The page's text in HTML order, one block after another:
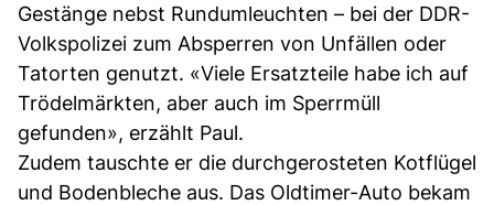
Gestänge nebst Rundumleuchten – bei der DDR-
Volkspolizei zum Absperren von Unfällen oder
Tatorten genutzt. «Viele Ersatzteile habe ich auf
Trödelmärkten, aber auch im Sperrmüll
gefunden», erzählt Paul.
Zudem tauschte er die durchgerosteten Kotflügel
und Bodenbleche aus. Das Oldtimer-Auto bekam